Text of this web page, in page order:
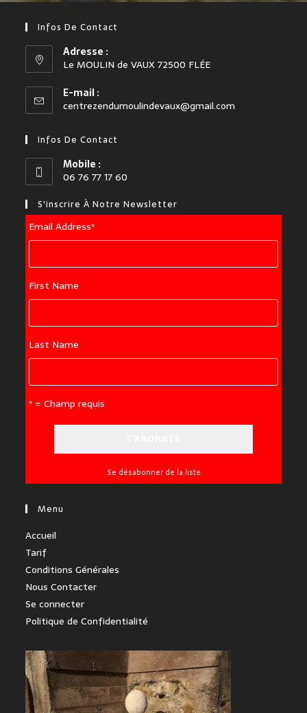
Infos De Contact
Adresse :
Le MOULIN de VAUX 72500 FLÉE
E-mail :
centrezendumoulindevaux@gmail.com
Infos De Contact
Mobile :
06 76 77 17 60
S'inscrire À Notre Newsletter
Email Address*
First Name
Last Name
* = Champ requis
Se désabonner de la liste
Menu
Accueil
Tarif
Conditions Générales
Nous Contacter
Se connecter
Politique de Confidentialité